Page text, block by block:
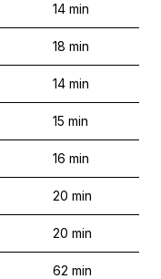
14 min
18 min
14 min
15 min
16 min
20 min
20 min
62 min